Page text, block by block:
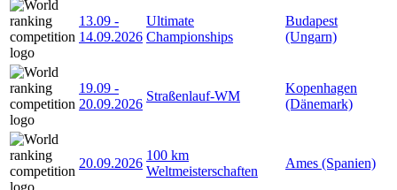
13.09 -
14.09.2026
Ultimate
Championships
Budapest
(Ungarn)
19.09 -
20.09.2026
Straßenlauf-WM
Kopenhagen
(Dänemark)
20.09.2026
100 km
Weltmeisterschaften
Ames (Spanien)